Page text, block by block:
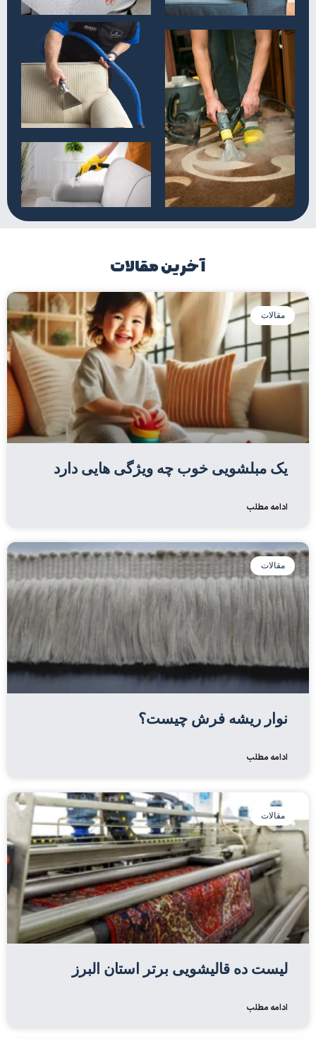
آخرین مقالات
مقالات
یک مبلشویی خوب چه ویژگی هایی دارد
ادامه مطلب
مقالات
نوار ریشه فرش چیست؟
ادامه مطلب
مقالات
لیست ده قالیشویی برتر استان البرز
ادامه مطلب